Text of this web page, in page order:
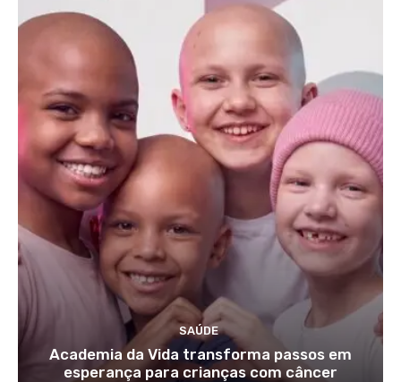
SAÚDE
Academia da Vida transforma passos em
esperança para crianças com câncer